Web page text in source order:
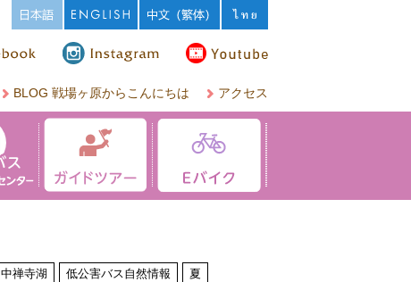
BLOG 戦場ヶ原からこんにちは アクセス
中禅寺湖 低公害バス自然情報 夏